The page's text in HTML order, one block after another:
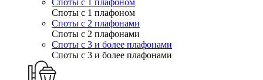
Споты с 1 плафоном
Споты с 1 плафоном
Споты с 2 плафонами
Споты с 2 плафонами
Споты с 3 и более плафонами
Споты с 3 и более плафонами